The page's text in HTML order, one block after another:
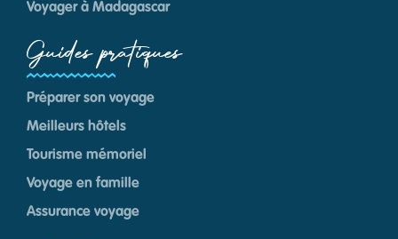
Voyager à Madagascar
Guides pratiques
Préparer son voyage
Meilleurs hôtels
Tourisme mémoriel
Voyage en famille
Assurance voyage